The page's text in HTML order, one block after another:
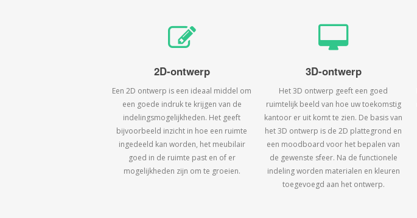
2D-ontwerp
Een 2D ontwerp is een ideaal middel om
een goede indruk te krijgen van de
indelingsmogelijkheden. Het geeft
bijvoorbeeld inzicht in hoe een ruimte
ingedeeld kan worden, het meubilair
goed in de ruimte past en of er
mogelijkheden zijn om te groeien.
3D-ontwerp
Het 3D ontwerp geeft een goed
ruimtelijk beeld van hoe uw toekomstig
kantoor er uit komt te zien. De basis van
het 3D ontwerp is de 2D plattegrond en
een moodboard voor het bepalen van
de gewenste sfeer. Na de functionele
indeling worden materialen en kleuren
toegevoegd aan het ontwerp.